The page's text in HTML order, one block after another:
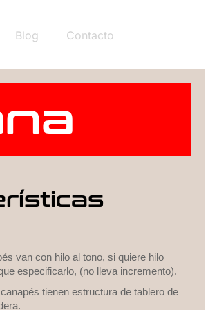
Blog Contacto
van con hilo al tono, si quiere hilo
especificarlo, (no lleva incremento).
tienen estructura de tablero de